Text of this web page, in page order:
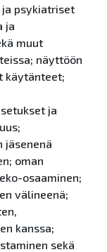
psykiatriset
ja
muut
näyttöön
käytänteet;
ja
jäsenenä
oman
osaaminen;
välineenä;
kanssa;
sekä